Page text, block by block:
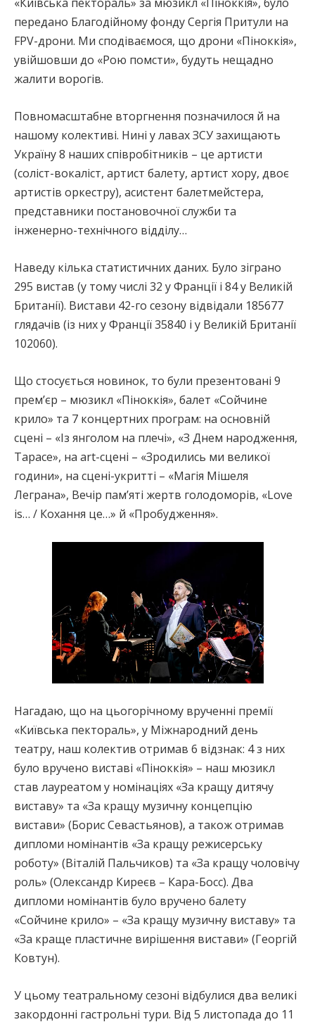
«Київська пектораль» за мюзикл «Піноккія», було
передано Благодійному фонду Сергія Притули на
FPV-дрони. Ми сподіваємося, що дрони «Піноккія»,
увійшовши до «Рою помсти», будуть нещадно
жалити ворогів.
Повномасштабне вторгнення позначилося й на
нашому колективі. Нині у лавах ЗСУ захищають
Україну 8 наших співробітників – це артисти
(соліст-вокаліст, артист балету, артист хору, двоє
артистів оркестру), асистент балетмейстера,
представники постановочної служби та
інженерно-технічного відділу…
Наведу кілька статистичних даних. Було зіграно
295 вистав (у тому числі 32 у Франції і 84 у Великій
Британії). Вистави 42-го сезону відвідали 185677
глядачів (із них у Франції 35840 і у Великій Британії
102060).
Що стосується новинок, то були презентовані 9
прем’єр – мюзикл «Піноккія», балет «Сойчине
крило» та 7 концертних програм: на основній
сцені – «Із янголом на плечі», «З Днем народження,
Тарасе», на аrt-сцені – «Зродились ми великої
години», на сцені-укритті – «Магія Мішеля
Леграна», Вечір пам’яті жертв голодоморів, «Love
is… / Кохання це…» й «Пробудження».
Нагадаю, що на цьогорічному врученні премії
«Київська пектораль», у Міжнародний день
театру, наш колектив отримав 6 відзнак: 4 з них
було вручено виставі «Піноккія» – наш мюзикл
став лауреатом у номінаціях «За кращу дитячу
виставу» та «За кращу музичну концепцію
вистави» (Борис Севастьянов), а також отримав
дипломи номінантів «За кращу режисерську
роботу» (Віталій Пальчиков) та «За кращу чоловічу
роль» (Олександр Киреєв – Кара-Босс). Два
дипломи номінантів було вручено балету
«Сойчине крило» – «За кращу музичну виставу» та
«За краще пластичне вирішення вистави» (Георгій
Ковтун).
У цьому театральному сезоні відбулися два великі
закордонні гастрольні тури. Від 5 листопада до 11